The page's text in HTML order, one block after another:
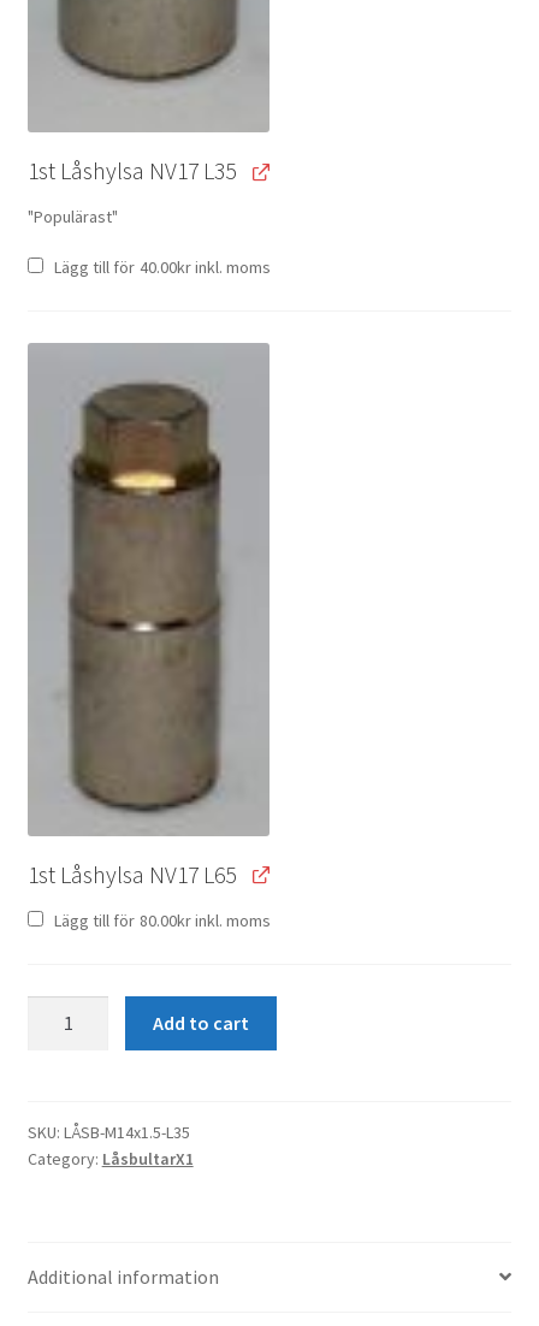
1st Låshylsa NV17 L35
"Populärast"
Lägg till för 40.00krinkl. moms
1st Låshylsa NV17 L65
Lägg till för 80.00krinkl. moms
quantity
Add to cart
SKU: LÅSB-M14x1.5-L35
Category: LåsbultarX1
Additional information